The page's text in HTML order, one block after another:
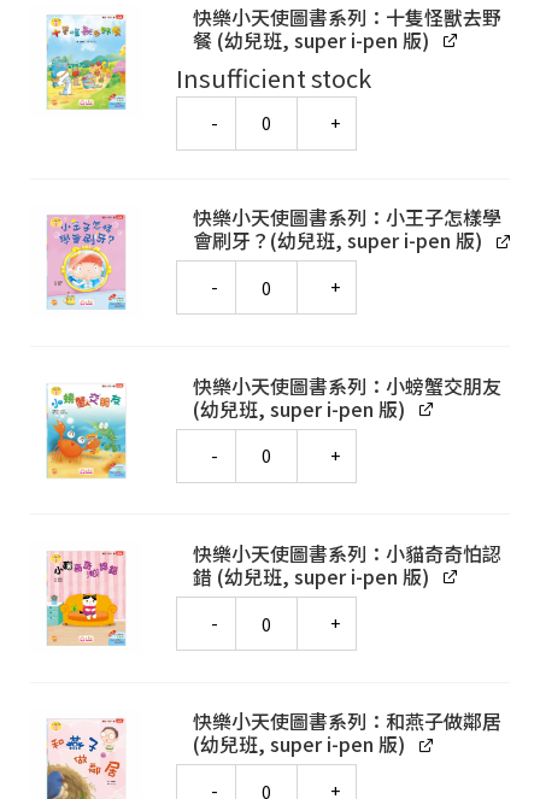
快樂小天使圖書系列：十隻怪獸去野
餐 (幼兒班, super i-pen 版)
Insufficient stock
快樂小天使圖書系列：小王子怎樣學
會刷牙？(幼兒班, super i-pen 版)
快樂小天使圖書系列：小螃蟹交朋友
(幼兒班, super i-pen 版)
快樂小天使圖書系列：小貓奇奇怕認
錯 (幼兒班, super i-pen 版)
快樂小天使圖書系列：和燕子做鄰居
(幼兒班, super i-pen 版)